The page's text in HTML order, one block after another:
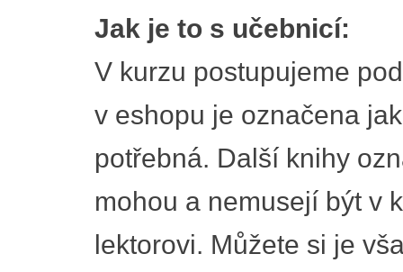
Jak je to s učebnicí:
V kurzu postupujeme
v eshopu je označena
potřebná. Další knihy
mohou a nemusejí být v
lektorovi. Můžete si je